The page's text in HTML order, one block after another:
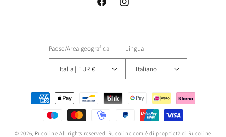
FacebookInstagram
Paese/Area geografica
Italia | EUR €
Lingua
Italiano
Metodi
pagamento
© 2026, Rucoline All rights reserved. Rucoline.com è di proprietà di Rucoline